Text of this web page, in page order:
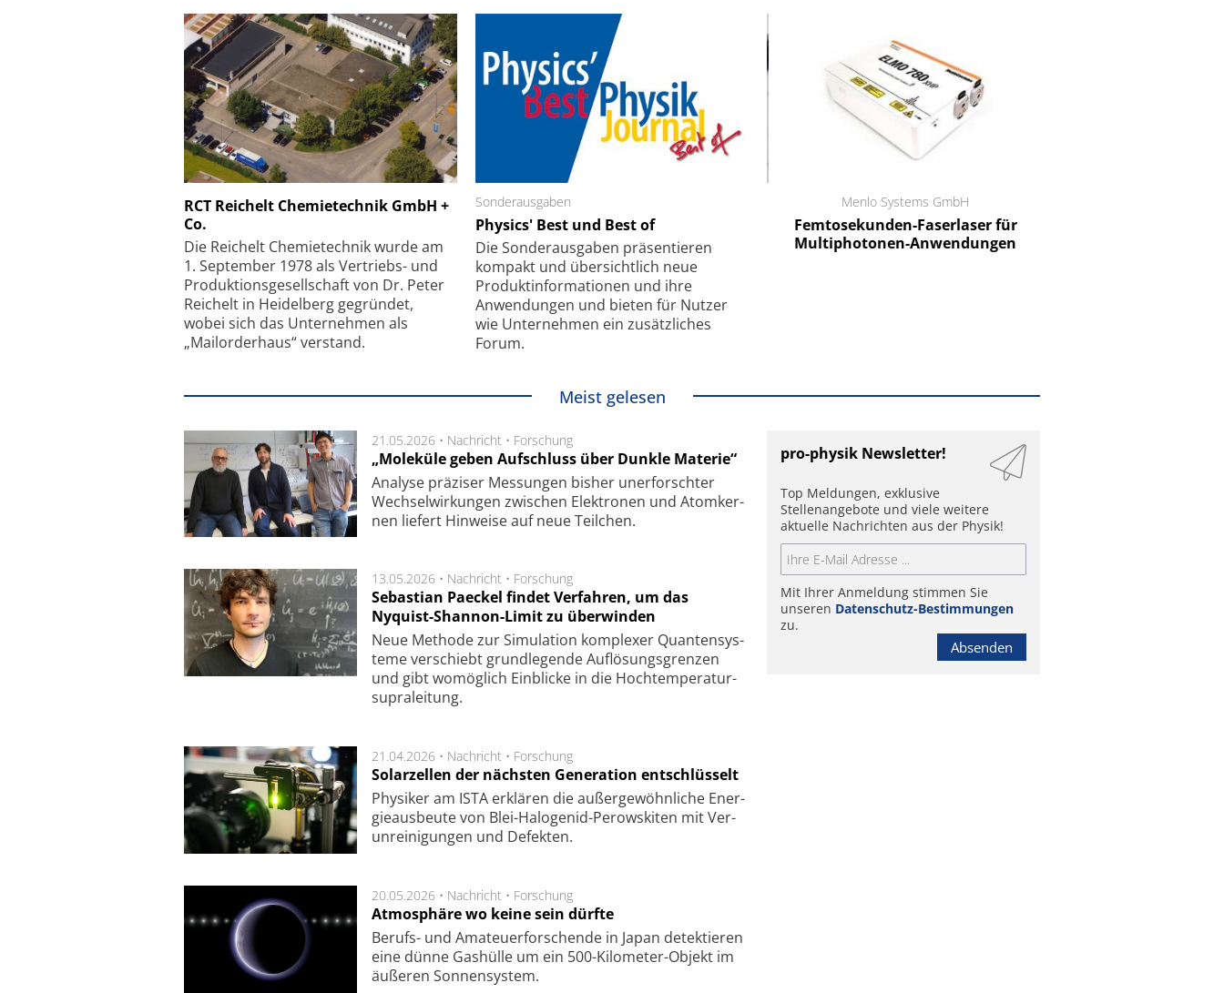
RCT Reichelt Chemietechnik GmbH +
Co.
Die Reichelt Chemietechnik wurde am
1. September 1978 als Vertriebs- und
Produktionsgesellschaft von Dr. Peter
Reichelt in Heidelberg gegründet,
wobei sich das Unternehmen als
„Mailorderhaus“ verstand.
Sonderausgaben
Physics' Best und Best of
Die Sonder­ausgaben präsentieren
kompakt und übersichtlich neue
Produkt­informationen und ihre
Anwendungen und bieten für Nutzer
wie Unternehmen ein zusätzliches
Forum.
Schäfter + Kirchhoff GmbH
Feinfokussierungsmechanismus
Elektronenmikroskopie auf
kleinstem Raum
Menlo Systems GmbH
Femtosekunden-Faserlaser für
Multiphotonen-Anwendungen
Meist gelesen
21.05.2026 • Nachricht • Forschung
„Moleküle geben Aufschluss über Dunkle Materie“
Analyse prä­zi­ser Mes­sung­en bis­her un­er­for­schter
Wech­sel­wir­kung­en zwi­schen Elek­tro­nen und Atom­ker­
nen lie­fert Hin­wei­se auf neue Teil­chen.
13.05.2026 • Nachricht • Forschung
Sebastian Paeckel findet Verfahren, um das
Nyquist-Shannon-Limit zu überwinden
Neue Methode zur Simu­la­tion kom­ple­xer Quan­ten­sys­
te­me ver­schiebt grund­le­gen­de Auf­lösungs­gren­zen
und gibt wo­mög­lich Ein­blicke in die Hoch­tempe­ra­tur­
supra­lei­tung.
21.04.2026 • Nachricht • Forschung
Solarzellen der nächsten Generation entschlüsselt
Physiker am ISTA er­klä­ren die außer­ge­wöhn­li­che Ener­
gie­aus­beu­te von Blei-Halo­ge­nid-Perows­ki­ten mit Ver­
unrei­ni­gung­en und De­fek­ten.
20.05.2026 • Nachricht • Forschung
Atmosphäre wo keine sein dürfte
Berufs- und Ama­teuer­for­schen­de in Japan de­tek­tie­ren
eine dün­ne Gas­hül­le um ein 500-Kilo­meter-Objekt im
äu­ße­ren Son­nen­sys­tem.
pro-physik Newsletter!
Top Meldungen, exklusive
Stellenangebote und viele weitere
aktuelle Nachrichten aus der Physik!
Mit Ihrer Anmeldung stimmen Sie
unseren Datenschutz-Bestimmungen
zu.
Absenden